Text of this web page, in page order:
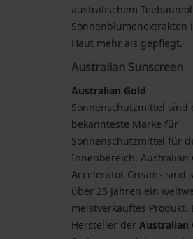
australischem
Sonnenblumenextrakten
Haut mehr als gepflegt.
Australian Sunscreen
Australian Gold
Sonnenschutzmittel sind
bekannteste Marke für
Sonnenschutzmittel für
Innenbereich. Australian
Accelerator Creams sind
über 25 Jahren ein
meistverkauftes Produkt.
Hersteller der Australian